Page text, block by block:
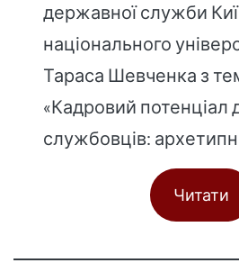
державної служби
національного
Тараса Шевченка з
«Кадровий потенціал
службовців:
Читати